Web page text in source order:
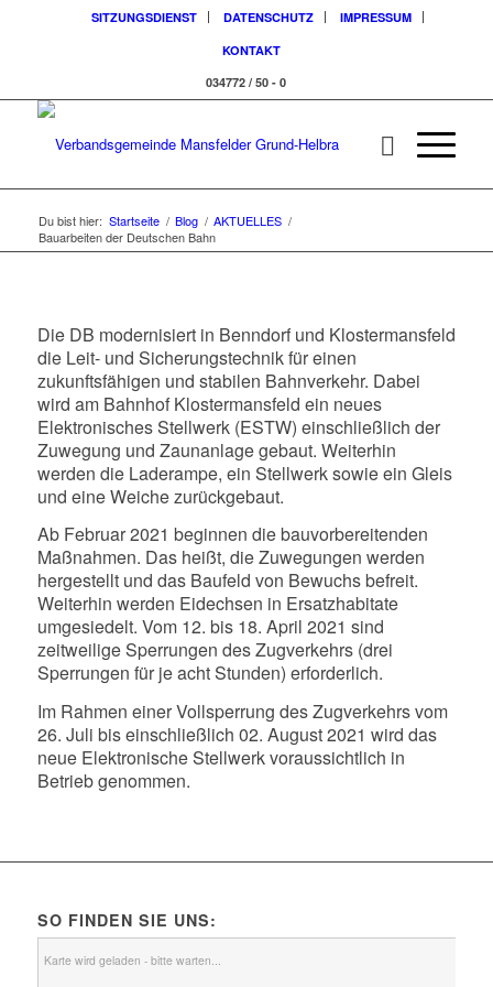
SITZUNGSDIENST DATENSCHUTZ
IMPRESSUM
KONTAKT
034772 / 50 - 0
Du bist hier: Startseite / Blog / AKTUELLES /
Bauarbeiten der Deutschen Bahn
Die DB modernisiert in Benndorf und Klostermansfeld
die Leit- und Sicherungstechnik für einen
zukunftsfähigen und stabilen Bahnverkehr. Dabei
wird am Bahnhof Klostermansfeld ein neues
Elektronisches Stellwerk (ESTW) einschließlich der
Zuwegung und Zaunanlage gebaut. Weiterhin
werden die Laderampe, ein Stellwerk sowie ein Gleis
und eine Weiche zurückgebaut.
Ab Februar 2021 beginnen die bauvorbereitenden
Maßnahmen. Das heißt, die Zuwegungen werden
hergestellt und das Baufeld von Bewuchs befreit.
Weiterhin werden Eidechsen in Ersatzhabitate
umgesiedelt. Vom 12. bis 18. April 2021 sind
zeitweilige Sperrungen des Zugverkehrs (drei
Sperrungen für je acht Stunden) erforderlich.
Im Rahmen einer Vollsperrung des Zugverkehrs vom
26. Juli bis einschließlich 02. August 2021 wird das
neue Elektronische Stellwerk voraussichtlich in
Betrieb genommen.
SO FINDEN SIE UNS:
Karte wird geladen - bitte warten...